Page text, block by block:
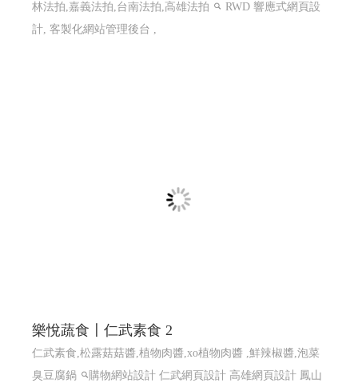
林法拍,嘉義法拍,台南法拍,高雄法拍
RWD 響應式網頁設
計, 客製化網站管理後台 ,
樂悅蔬食〡仁武素食 2
仁武素食,松露菇菇醬,植物肉醬,xo植物肉醬 ,鮮辣椒醬,泡菜
臭豆腐鍋
購物網站設計仁武網頁設計 高雄網頁設計 鳳山